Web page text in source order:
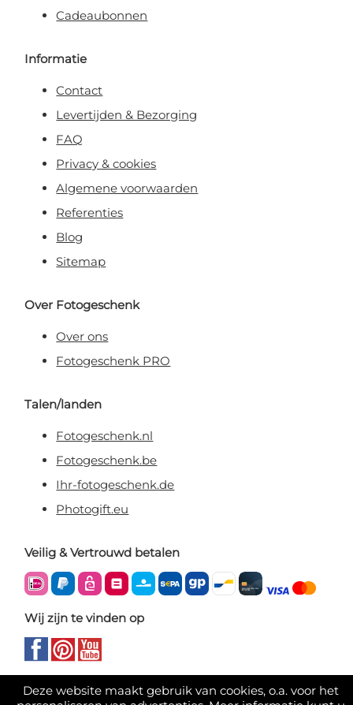
Deze website maakt gebruik van cookies, o.a. voor het
Cadeaubonnen
Informatie
Contact
Levertijden & Bezorging
FAQ
Privacy & cookies
Algemene voorwaarden
Referenties
Blog
Sitemap
Over Fotogeschenk
Over ons
Fotogeschenk PRO
Talen/landen
Fotogeschenk.nl
Fotogeschenk.be
Ihr-fotogeschenk.de
Photogift.eu
Veilig & Vertrouwd betalen
Wij zijn te vinden op